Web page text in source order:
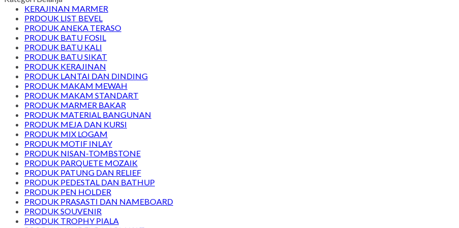
KERAJINAN MARMER
PRDOUK LIST BEVEL
PRODUK ANEKA TERASO
PRODUK BATU FOSIL
PRODUK BATU KALI
PRODUK BATU SIKAT
PRODUK KERAJINAN
PRODUK LANTAI DAN DINDING
PRODUK MAKAM MEWAH
PRODUK MAKAM STANDART
PRODUK MARMER BAKAR
PRODUK MATERIAL BANGUNAN
PRODUK MEJA DAN KURSI
PRODUK MIX LOGAM
PRODUK MOTIF INLAY
PRODUK NISAN-TOMBSTONE
PRODUK PARQUETE MOZAIK
PRODUK PATUNG DAN RELIEF
PRODUK PEDESTAL DAN BATHUP
PRODUK PEN HOLDER
PRODUK PRASASTI DAN NAMEBOARD
PRODUK SOUVENIR
PRODUK TROPHY PIALA